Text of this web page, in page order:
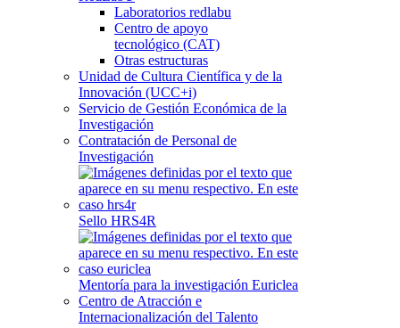
Laboratorios redlabu
Centro de apoyo
tecnológico (CAT)
Otras estructuras
Unidad de Cultura Científica y de la
Innovación (UCC+i)
Servicio de Gestión Económica de la
Investigación
Contratación de Personal de
Investigación
Sello HRS4R
Mentoría para la investigación Euriclea
Centro de Atracción e
Internacionalización del Talento